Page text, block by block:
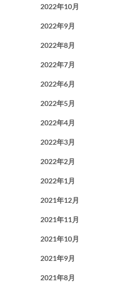
2022年10月
2022年9月
2022年8月
2022年7月
2022年6月
2022年5月
2022年4月
2022年3月
2022年2月
2022年1月
2021年12月
2021年11月
2021年10月
2021年9月
2021年8月